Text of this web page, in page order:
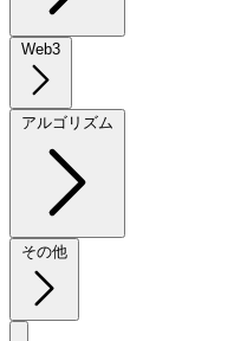
Web3
アルゴリズム
その他